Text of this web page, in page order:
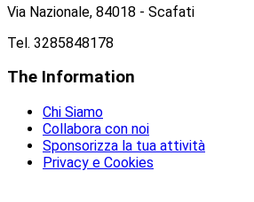
Via Nazionale, 84018 - Scafati
Tel. 3285848178
The Information
Chi Siamo
Collabora con noi
Sponsorizza la tua attività
Privacy e Cookies